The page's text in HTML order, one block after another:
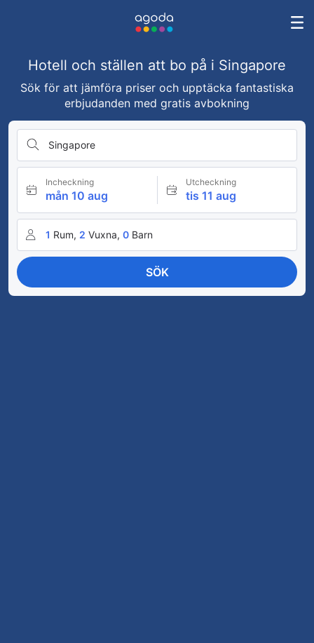
Hotell och ställen att bo på i Singapore
Sök för att jämföra priser och upptäcka fantastiska
erbjudanden med gratis avbokning
Singapore
Incheckning
mån 10 aug
Utcheckning
tis 11 aug
1 Rum, 2 Vuxna, 0 Barn
SÖK